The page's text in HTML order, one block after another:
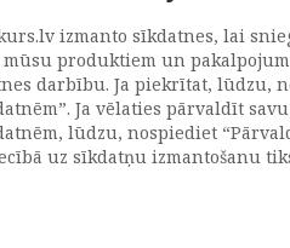
izmanto sīkdatnes, lai
produktiem un
darbību. Ja piekrītat, lūdzu,
Ja vēlaties pārvaldīt
lūdzu, nospiediet
uz sīkdatņu izmantošanu